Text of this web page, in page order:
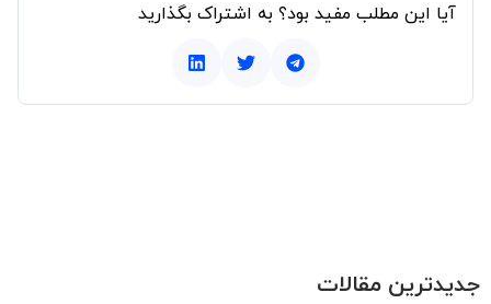
آیا این مطلب مفید بود؟ به اشتراک بگذارید
جدیدترین مقالات